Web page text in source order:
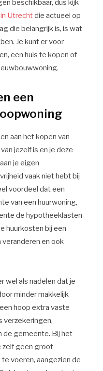
beschikbaar, dus kijk
Utrechtdie actueel op
die belangrijk is, is wat
Je kunt er voor
een huis te kopen of
een
aan het kopen van
jezelf is en je deze
je eigen
vaak niet hebt bij
voordeel dat een
van een huurwoning,
de hypotheeklasten
huurkosten bij een
veranderen en ook
wel als nadelen dat je
minder makkelijk
hoop extra vaste
verzekeringen,
de gemeente. Bij het
zelf geen groot
voeren, aangezien de